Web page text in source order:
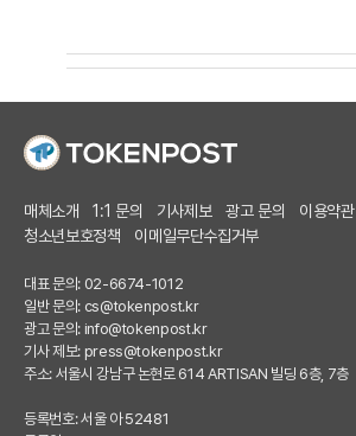
매체소개 1:1 문의 기사제보 광고 문의 이용약관
청소년보호정책
이메일무단수집거부
대표 문의: 02-6674-1012
일반 문의: cs@tokenpost.kr
광고 문의: info@tokenpost.kr
기사 제보: press@tokenpost.kr
주소: 서울시 강남구 논현로 614 ARTISAN 빌딩 6층, 7층
등록번호: 서울 아 52481